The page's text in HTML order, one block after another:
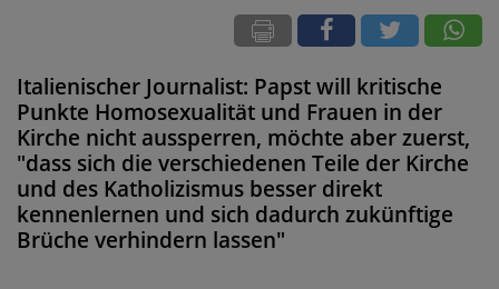
Italienischer Journalist: Papst will kritische
Punkte Homosexualität und Frauen in der
Kirche nicht aussperren, möchte aber zuerst,
"dass sich die verschiedenen Teile der Kirche
und des Katholizismus besser direkt
kennenlernen und sich dadurch zukünftige
Brüche verhindern lassen"